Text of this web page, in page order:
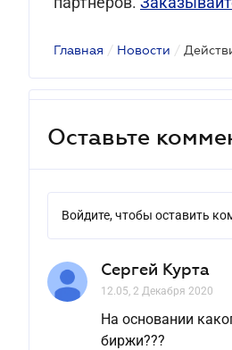
Главная / Новости /
Оставьте
Войдите, чтобы оставить
Сергей Курта
12.05, 2 Декабря 2020
На основании
биржи???